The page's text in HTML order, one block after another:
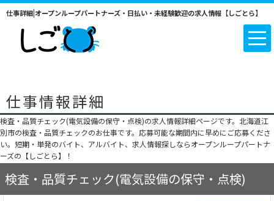
仕事詳細|オープンループパートナーズ・日払い・未経験歓迎の求人情報【しごとら】
仕事情報詳細
検査・品質チェック(電気設備の保守・点検)の求人情報詳細ページです。北海道江
別市の検査・品質チェックのお仕事です。応募可能な期間内に早めにご応募くださ
い。短期・単発のバイト、アルバイト、求人情報探しならオープンループパートナ
ーズの【しごとら】！
検査・品質チェック(電気設備の保守・点検)